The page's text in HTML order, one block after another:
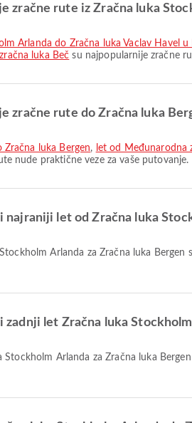
zračne rute iz Zračna luka
Arlanda do Zračna luka Vaclav Havel u
luka Beč su najpopularnije zračne
zračne rute do Zračna luka
Zračna luka Bergen, let od Međunarodna
nude praktične veze za vaše putovanje.
najraniji let od Zračna luka
zadnji let Zračna luka